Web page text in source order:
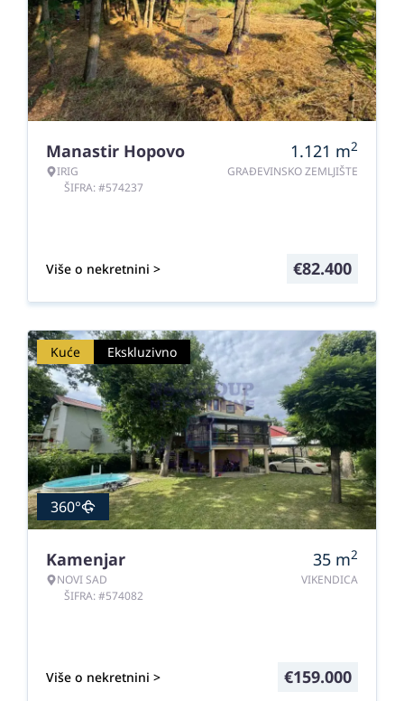
Manastir Hopovo
IRIG
ŠIFRA: #574237
1.121 m2
GRAĐEVINSKO ZEMLJIŠTE
Više o nekretnini > €82.400
Kuće Ekskluzivno
360°
Kamenjar
NOVI SAD
ŠIFRA: #574082
35 m2
VIKENDICA
Više o nekretnini > €159.000